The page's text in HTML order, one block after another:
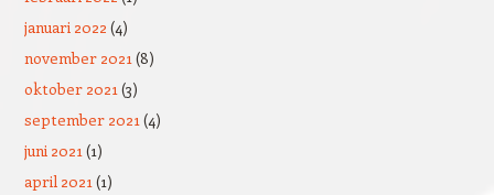
januari 2022 (4)
november 2021(8)
oktober 2021(3)
september 2021(4)
juni 2021(1)
april 2021(1)